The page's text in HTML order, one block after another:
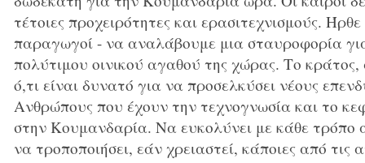
τέτοιες προχειρότητες και ερασιτεχνισμούς.
παραγωγοί - να αναλάβουμε μια σταυροφορία
πολύτιμου οινικού αγαθού της χώρας. Το
ό,τι είναι δυνατό για να προσελκύσει νέους
Ανθρώπους που έχουν την τεχνογνωσία και το
στην Κουμανδαρία. Να ευκολύνει με κάθε τρόπο
να τροποποιήσει, εάν χρειαστεί, κάποιες από τις